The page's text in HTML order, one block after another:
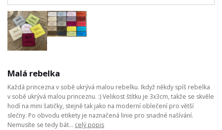
Malá rebelka
Každá princezna v sobě ukrývá malou rebelku. Ikdyž někdy spíš rebelka
v sobě ukrývá malou princeznu. :) Velikost štítku je 3x3cm, takže se skvěle
hodí na mini šatičky, stejně tak jako na moderní oblečení pro větší
slečny. Po obvodu etikety je naznačená linie pro snadné našívání.
Nemusíte se tedy bát... celý popis